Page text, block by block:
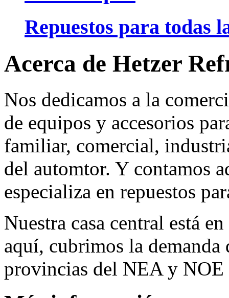
Repuestos para todas
Acerca de Hetzer
Nos dedicamos a la
de equipos y accesorios
familiar, comercial,
del automtor. Y contamos
especializa en repuestos
Nuestra casa central está
aquí, cubrimos la
provincias del NEA y NOE